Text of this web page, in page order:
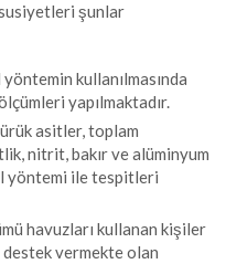
şunlar
kullanılmasında
yapılmaktadır.
asitler, toplam
nitrit, bakır ve alüminyum
yöntemi ile tespitleri
havuzları kullanan kişiler
destek vermekte olan